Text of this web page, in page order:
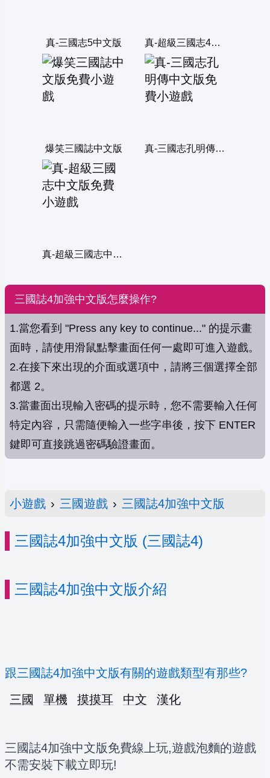
真-三國志5中文版 真-超級三國志4中文版
爆笑三國誌中文版 真-三國志孔明傳中文版
真-超級三國志中文版
三國誌4加強中文版怎麼操作?
1.當您看到 "Press any key to continue..." 的提示畫
面時，請使用滑鼠點擊畫面任何一處即可進入遊戲。
2.在接下來出現的介面或選項中，請將三個選擇全部
都選 2。
3.當畫面出現輸入密碼的提示時，您不需要輸入任何
特定內容，只需隨便輸入一些字串後，按下 ENTER
鍵即可直接跳過密碼驗證畫面。
小遊戲 › 三國遊戲 › 三國誌4加強中文版
三國誌4加強中文版 (三國誌4)
三國誌4加強中文版介紹
跟三國誌4加強中文版有關的遊戲類型有那些?
三國
單機 摸摸耳 中文 漢化
三國誌4加強中文版免費線上玩,遊戲泡麵的遊戲
不需安裝下載立即玩!